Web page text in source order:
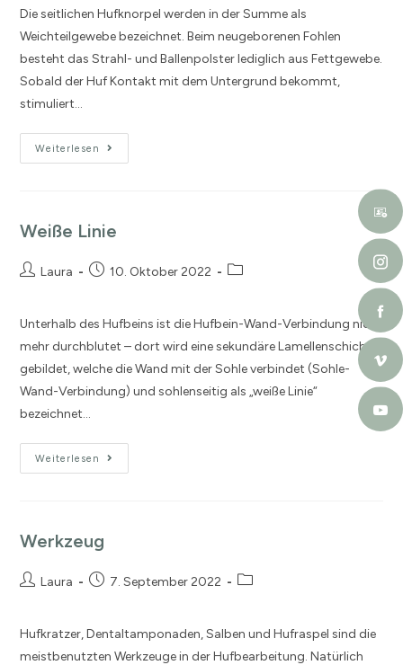
Die seitlichen Hufknorpel werden in der Summe als
Weichteilgewebe bezeichnet. Beim neugeborenen Fohlen
besteht das Strahl- und Ballenpolster lediglich aus Fettgewebe.
Sobald der Huf Kontakt mit dem Untergrund bekommt,
stimuliert…
Weiterlesen
Weiße Linie
Laura 10. Oktober 2022
Unterhalb des Hufbeins ist die Hufbein-Wand-Verbindung nicht
mehr durchblutet – dort wird eine sekundäre Lamellenschicht
gebildet, welche die Wand mit der Sohle verbindet (Sohle-
Wand-Verbindung) und sohlenseitig als „weiße Linie“
bezeichnet…
Weiterlesen
Werkzeug
Laura 7. September 2022
Hufkratzer, Dentaltamponaden, Salben und Hufraspel sind die
meistbenutzten Werkzeuge in der Hufbearbeitung. Natürlich